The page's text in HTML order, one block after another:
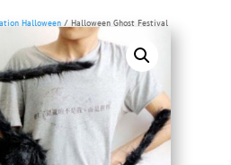
Halloween / Halloween Ghost Festival
Spider